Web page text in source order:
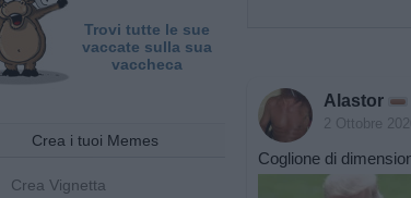
Trovi tutte le sue
vaccate sulla sua
vaccheca
Crea i tuoi Memes
Crea Vignetta
Alastor
2 Ottobre
Coglione di